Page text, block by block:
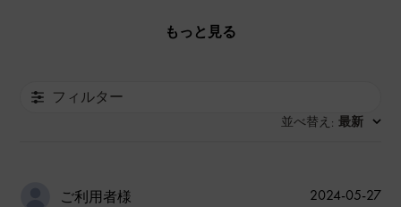
もっと見る
フィルター
並べ替え : 最新
ご利用者様
公
2024-05-27